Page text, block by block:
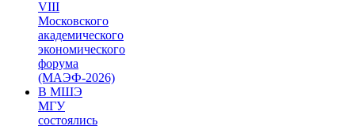
VIII
Московского
академического
экономического
форума
(МАЭФ-2026)
В МШЭ
МГУ
состоялись